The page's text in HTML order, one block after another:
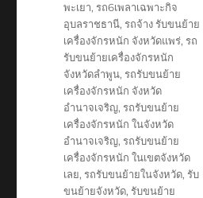
พะเยา,รถ6เพลาเฉพาะกิจ
อุบลราชธานี,รถจ้าง รับขนย้าย
เครื่องจักรหนัก จังหวัดแพร่,รถ
รับขนย้ายเครื่องจักรหนัก
จังหวัดลำพูน,รถรับขนย้าย
เครื่องจักรหนัก จังหวัด
อำนาจเจริญ,รถรับขนย้าย
เครื่องจักรหนัก ในจังหวัด
อำนาจเจริญ,รถรับขนย้าย
เครื่องจักรหนัก ในเขตจังหวัด
เลย,รถรับขนย้ายในจังหวัด,รับ
ขนย้ายจังหวัด,รับขนย้าย